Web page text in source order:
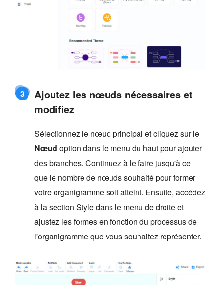
3
Ajoutez les nœuds nécessaires et
modifiez
Sélectionnez le nœud principal et cliquez sur le
Nœud option dans le menu du haut pour ajouter
des branches. Continuez à le faire jusqu'à ce
que le nombre de nœuds souhaité pour former
votre organigramme soit atteint. Ensuite, accédez
à la section Style dans le menu de droite et
ajustez les formes en fonction du processus de
l'organigramme que vous souhaitez représenter.